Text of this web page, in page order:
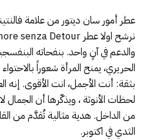
عطر أمور سان ديتور من علامة
والدعم في آنٍ واحد. بنفحاته
الحريري، يمنح المرأة شعوراً
بثقة: أنت الأجمل، انت الأقوى. إنه
لحظات الأنوثة ، ويذكّرها أن الجمال
من الداخل. هدية مثالية تُقدَّم من
الثدي في اكتوبر.